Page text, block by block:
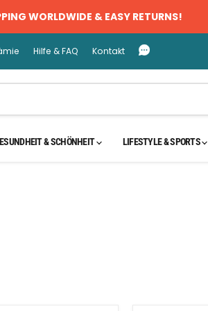
WORLDWIDE & EASY RETURNS!
Hilfe & FAQ Kontakt
& SCHÖNHEIT LIFESTYLE & SPORTS